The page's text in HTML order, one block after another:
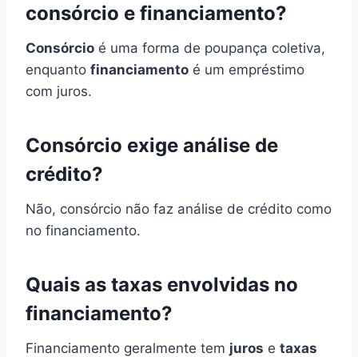
consórcio e financiamento?
Consórcio é uma forma de poupança coletiva,
enquanto financiamento é um empréstimo
com juros.
Consórcio exige análise de
crédito?
Não, consórcio não faz análise de crédito como
no financiamento.
Quais as taxas envolvidas no
financiamento?
Financiamento geralmente tem juros e taxas